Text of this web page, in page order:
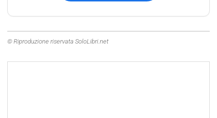
© Riproduzione riservata SoloLibri.net